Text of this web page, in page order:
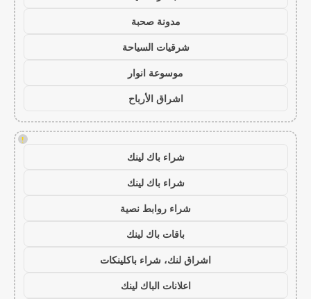
مدونة صحبة
شرقيات السياحة
موسوعة انوار
اشراق الأرباح
!
شراء باك لينك
شراء باك لينك
شراء روابط نصية
باقات باك لينك
اشراق لنك، شراء باكلينكات
اعلانات الباك لينك